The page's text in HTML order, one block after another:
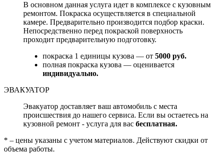
В основном данная услуга идет в комплексе с кузовным
ремонтом. Покраска осуществляется в специальной
камере. Предварительно производится подбор краски.
Непосредственно перед покраской поверхность
проходит предварительную подготовку.
покраска 1 единицы кузова — от 5000 руб.
полная покраска кузова — оценивается
индивидуально.
ЭВАКУАТОР
Эвакуатор доставляет ваш автомобиль с места
происшествия до нашего сервиса. Если вы остаетесь на
кузовной ремонт - услуга для вас бесплатная.
* – цены указаны с учетом материалов. Действуют скидки от
объема работы.